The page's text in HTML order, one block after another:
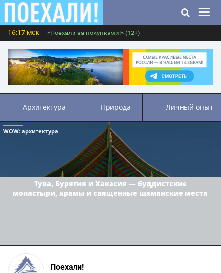
16:17 МСК «Поехали за покупками!» (12+)
архитектура природа личный опыт
WOW: архитектура
Тува, Бурятия и Хакасия — буддистские
монастыри, храмы и священные шаманские места
Поехали!